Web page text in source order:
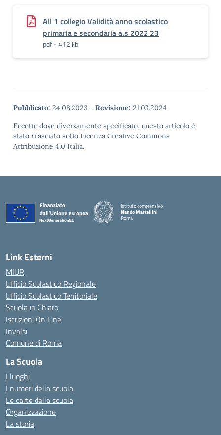
All 1 collegio Validità anno scolastico
primaria e secondaria a.s 2022 23
pdf - 412 kb
Pubblicato: 24.08.2023 - Revisione: 21.03.2024
Eccetto dove diversamente specificato, questo articolo è
stato rilasciato sotto Licenza Creative Commons
Attribuzione 4.0 Italia.
Istituto comprensivo
Nando Martellini
Roma
Link Esterni
MIUR
Ufficio Scolastico Regionale
Ufficio Scolastico Territoriale
Scuola in Chiaro
Iscrizioni On Line
Invalsi
Comune di Roma
La Scuola
I luoghi
I numeri della scuola
Le carte della scuola
Organizzazione
La storia